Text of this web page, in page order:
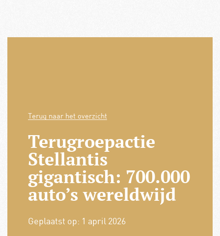
Terug naar het overzicht
Terugroepactie
Stellantis
gigantisch: 700.000
auto’s wereldwijd
Geplaatst op: 1 april 2026